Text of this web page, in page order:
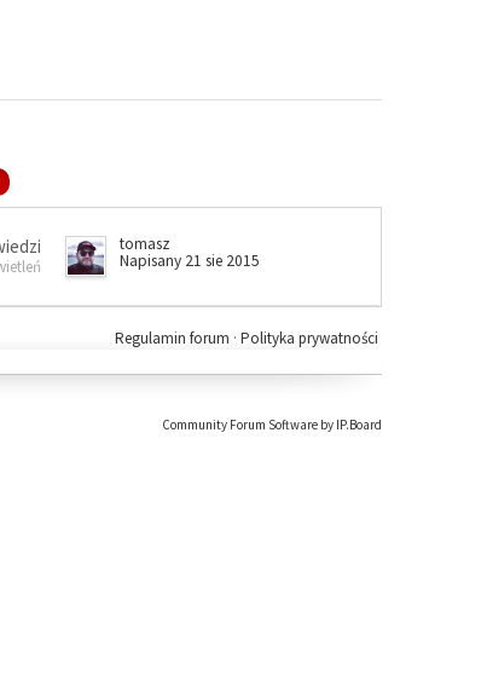
tomasz
Napisany 21 sie 2015
Polityka prywatności
Regulamin forum ·
Community Forum Software by IP.Board